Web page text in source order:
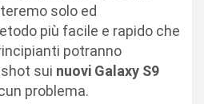
solo ed
più facile e rapido che
potranno
sui nuovi Galaxy S9
problema.